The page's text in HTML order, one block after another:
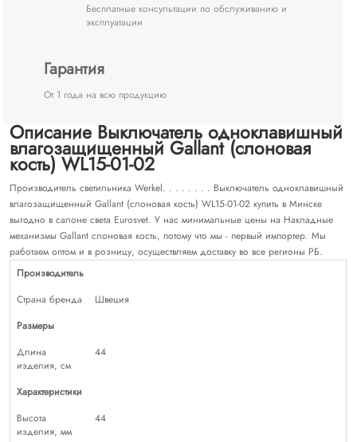
Бесплатные консультации по обслуживанию и
эксплуатации
Гарантия
От 1 года на всю продукцию
Описание Выключатель одноклавишный
влагозащищенный Gallant (слоновая
кость) WL15-01-02
Производитель светильника Werkel. . . . . . . . Выключатель одноклавишный
влагозащищенный Gallant (слоновая кость) WL15-01-02 купить в Минске
выгодно в салоне света Eurosvet. У нас минимальные цены на Накладные
механизмы Gallant слоновая кость, потому что мы - первый импортер. Мы
работаем оптом и в розницу, осуществляем доставку во все регионы РБ.
Производитель
Страна бренда
Швеция
Размеры
Длина
изделия, см
44
Характеристики
Высота
изделия, мм
44